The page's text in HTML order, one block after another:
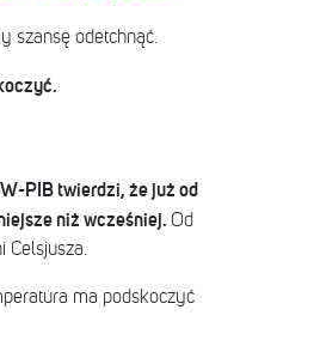
szansę odetchnąć.
PIB twierdzi, że już od
niż wcześniej. Od
Celsjusza.
ma podskoczyć